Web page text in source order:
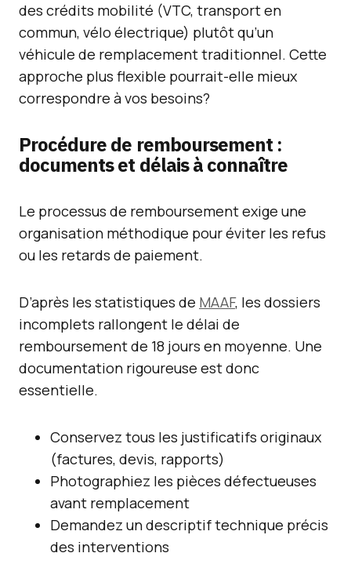
des crédits mobilité (VTC, transport en
commun, vélo électrique) plutôt qu’un
véhicule de remplacement traditionnel. Cette
approche plus flexible pourrait-elle mieux
correspondre à vos besoins?
Procédure de remboursement :
documents et délais à connaître
Le processus de remboursement exige une
organisation méthodique pour éviter les refus
ou les retards de paiement.
D’après les statistiques de MAAF, les dossiers
incomplets rallongent le délai de
remboursement de 18 jours en moyenne. Une
documentation rigoureuse est donc
essentielle.
Conservez tous les justificatifs originaux
(factures, devis, rapports)
Photographiez les pièces défectueuses
avant remplacement
Demandez un descriptif technique précis
des interventions